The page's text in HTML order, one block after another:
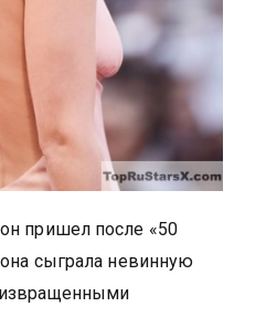
пришел после «50
сыграла невинную